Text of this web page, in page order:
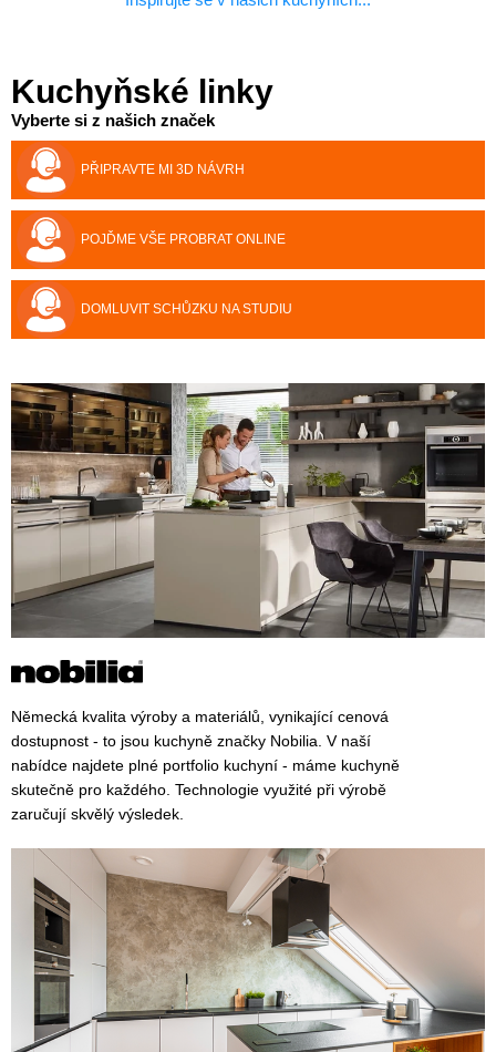
Kuchyňské linky
Vyberte si z našich značek
PŘIPRAVTE MI 3D NÁVRH
POJĎME VŠE PROBRAT ONLINE
DOMLUVIT SCHŮZKU NA STUDIU
Německá kvalita výroby a materiálů, vynikající cenová
dostupnost - to jsou kuchyně značky Nobilia. V naší
nabídce najdete plné portfolio kuchyní - máme kuchyně
skutečně pro každého. Technologie využité při výrobě
zaručují skvělý výsledek.